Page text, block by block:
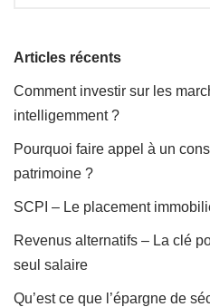
Articles récents
Comment investir sur les
intelligemment ?
Pourquoi faire appel à un
patrimoine ?
SCPI – Le placement
Revenus alternatifs – La clé
seul salaire
Qu’est ce que l’épargne de